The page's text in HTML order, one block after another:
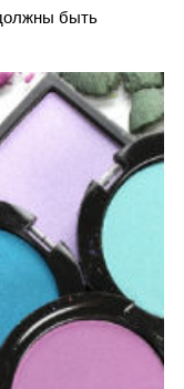
быть